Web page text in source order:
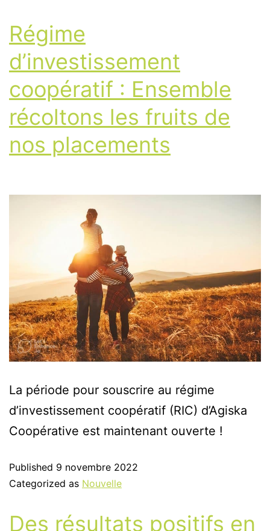
Régime
d’investissement
coopératif : Ensemble
récoltons les fruits de
nos placements
La période pour souscrire au régime
d’investissement coopératif (RIC) d’Agiska
Coopérative est maintenant ouverte !
Published 9 novembre 2022
Categorized as Nouvelle
Des résultats positifs en